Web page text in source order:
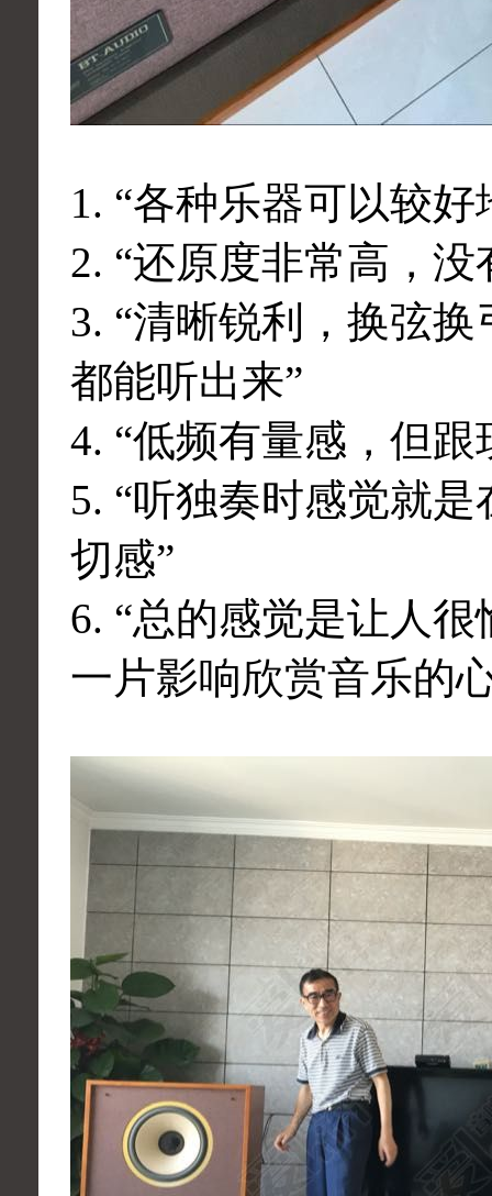
1. “各种乐器可以较
2. “还原度非常高，没
3. “清晰锐利，换弦
都能听出来”
4. “低频有量感，但
5. “听独奏时感觉就
切感”
6. “总的感觉是让人
一片影响欣赏音乐的